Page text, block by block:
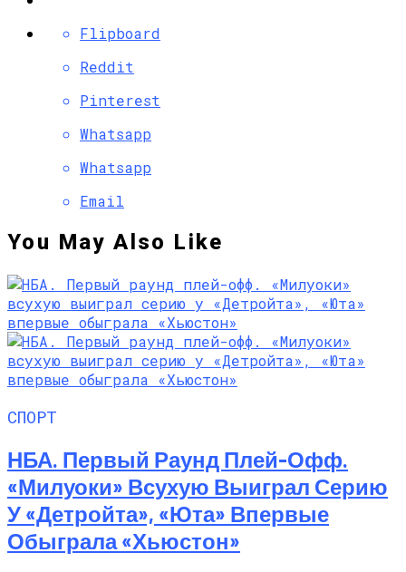
Flipboard
Reddit
Pinterest
Whatsapp
Whatsapp
Email
You May Also Like
СПОРТ
НБА. Первый Раунд Плей-Офф.
«Милуоки» Всухую Выиграл Серию
У «Детройта», «Юта» Впервые
Обыграла «Хьюстон»